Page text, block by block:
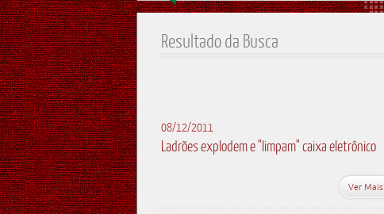
Resultado da Busca
08/12/2011
Ladrões explodem e "limpam" caixa eletrônico
Ver Mais